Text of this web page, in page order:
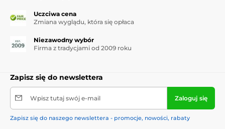
Uczciwa cena
Zmiana wyglądu, która się opłaca
Niezawodny wybór
Firma z tradycjami od 2009 roku
Zapisz się do newslettera
Wpisz tutaj swój e-mail Zaloguj się
Zapisz się do naszego newslettera - promocje, nowości, rabaty